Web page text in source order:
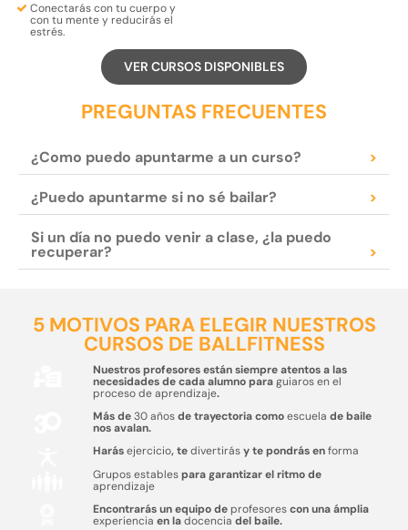
Conectarás con tu cuerpoy
con tu mentey reducirás el
estrés.
VER CURSOS DISPONIBLES
PREGUNTAS FRECUENTES
¿Como puedo apuntarme a un curso? >
¿Puedo apuntarme si no sé bailar? >
Si un día no puedo venir a clase, ¿la puedo
recuperar? >
5 MOTIVOS PARA ELEGIR NUESTROS
CURSOS DE BALLFITNESS
Nuestros profesores están siempre atentos a las
necesidades de cada alumno paraguiaros en el
proceso de aprendizaje.
Más de30 añosde trayectoria comoescuela de baile
nos avalan.
Harásejercicio, tedivertirásy te pondrás enforma
Grupos establespara garantizar el ritmo de
aprendizaje
Encontrarás un equipo deprofesorescon una ámplia
experiencia en ladocencia del baile.